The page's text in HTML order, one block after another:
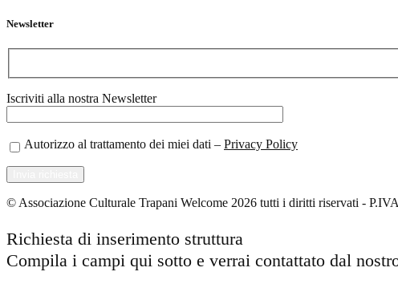
Newsletter
Iscriviti alla nostra Newsletter
Autorizzo al trattamento dei miei dati – Privacy Policy
© Associazione Culturale Trapani Welcome 2026 tutti i diritti riservati -
Richiesta di inserimento struttura
Compila i campi qui sotto e verrai contattato dal